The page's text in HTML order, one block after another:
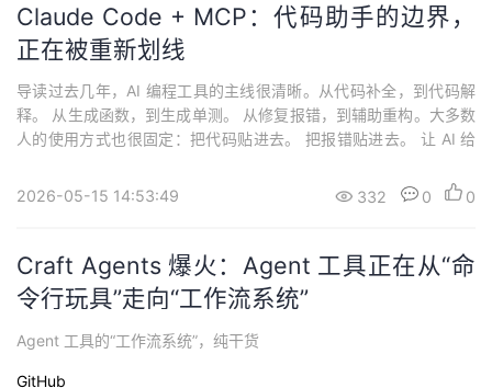
Claude Code + MCP：代码助手的边界，
正在被重新划线
导读过去几年，AI 编程工具的主线很清晰。从代码补全，到代码解
释。 从生成函数，到生成单测。 从修复报错，到辅助重构。大多数
人的使用方式也很固定：把代码贴进去。 把报错贴进去。 让 AI 给
后，这条边界开始松动了。因为 MCP 让 Claude Code 不再只是“看
2026-05-15 14:53:49 332 0 0
Craft Agents 爆火：Agent 工具正在从“命
令行玩具”走向“工作流系统”
Agent 工具的“工作流系统”，纯干货
GitHub